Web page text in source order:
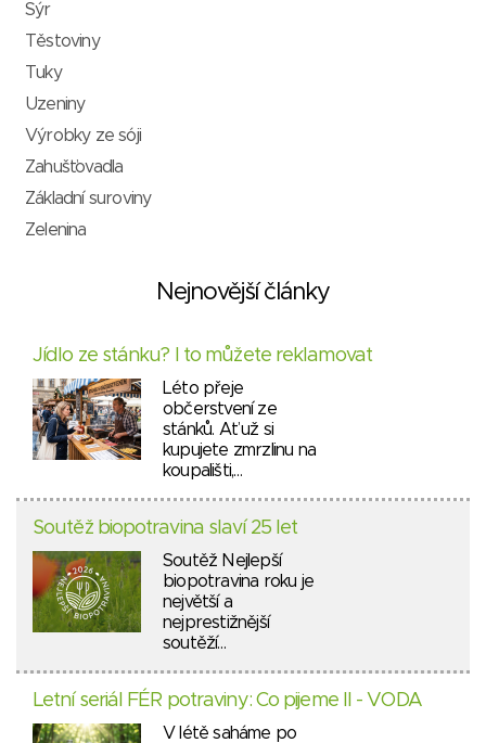
Sýr
Těstoviny
Tuky
Uzeniny
Výrobky ze sóji
Zahušťovadla
Základní suroviny
Zelenina
Nejnovější články
Jídlo ze stánku? I to můžete reklamovat
Léto přeje
občerstvení ze
stánků. Ať už si
kupujete zmrzlinu na
koupališti,…
Soutěž biopotravina slaví 25 let
Soutěž Nejlepší
biopotravina roku je
největší a
nejprestižnější
soutěží…
Letní seriál FÉR potraviny: Co pijeme II - VODA
V létě saháme po